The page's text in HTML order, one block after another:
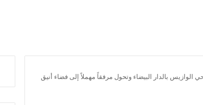
الوازيس بالدار البيضاء وتحول مرفقاً مهملاً إلى فضاء أنيق